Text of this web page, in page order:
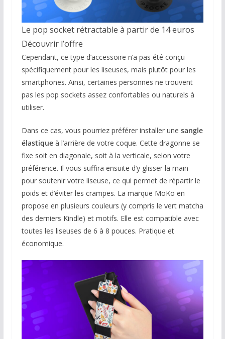
Le pop socket rétractable à partir de 14 euros
Découvrir l’offre
Cependant, ce type d’accessoire n’a pas été conçu
spécifiquement pour les liseuses, mais plutôt pour les
smartphones. Ainsi, certaines personnes ne trouvent
pas les pop sockets assez confortables ou naturels à
utiliser.
Dans ce cas, vous pourriez préférer installer une sangle
élastiqueà l’arrière de votre coque. Cette dragonne se
fixe soit en diagonale, soit à la verticale, selon votre
préférence. Il vous suffira ensuite d’y glisser la main
pour soutenir votre liseuse, ce qui permet de répartir le
poids et d’éviter les crampes. La marque MoKo en
propose en plusieurs couleurs (y compris le vert matcha
des derniers Kindle) et motifs. Elle est compatible avec
toutes les liseuses de 6 à 8 pouces. Pratique et
économique.